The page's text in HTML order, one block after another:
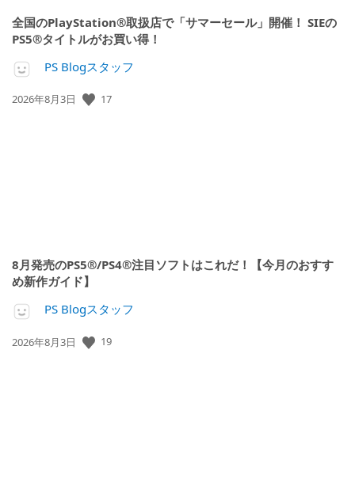
全国のPlayStation®取扱店で「サマーセール」開催！ SIEの
PS5®タイトルがお買い得！
PS Blogスタッフ
公
2026年8月3日 17
8月発売のPS5®/PS4®注目ソフトはこれだ！【今月のおすす
め新作ガイド】
PS Blogスタッフ
公
2026年8月3日 19